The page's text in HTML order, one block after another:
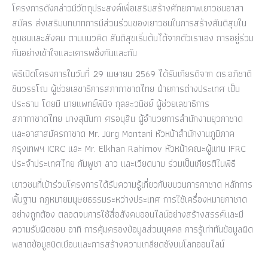
โครงการดังกล่าวมีวัตถุประสงค์เพื่อเสริมสร้างศักยภาพเยาวชนอาสา
สมัคร ส่งเสริมบทบาทการมีส่วนร่วมของเยาวชนในการสร้างสันติสุขใน
ชุมชนและสังคม ตามแนวคิด สันติสุขเริ่มต้นได้จากตัวเราเอง การอยู่ร่วม
กันอย่างเข้าใจและเคารพซึ่งกันและกัน
พิธีเปิดโครงการในวันที่ 29 เมษายน 2569 ได้รับเกียรติจาก ดร.อภิชาติ
ชินวรรโณ ผู้ช่วยเลขาธิการสภากาชาดไทย ฝ่ายการต่างประเทศ เป็น
ประธาน โดยมี นายแพทย์พินิจ กุลละวนิชย์ ผู้ช่วยเลขาธิการ
สภากาชาดไทย นางสุนันทา ศรอนุสิน ผู้อำนวยการสำนักงานยุวกาชาด
และอาสาสมัครกาชาด Mr. Jürg Montani หัวหน้าสำนักงานภูมิภาค
กรุงเทพฯ ICRC และ Mr. Elkhan Rahimov หัวหน้าคณะผู้แทน IFRC
ประจำประเทศไทย กัมพูชา ลาว และเวียดนาม ร่วมเป็นเกียรติในพิธี
เยาวชนที่เข้าร่วมโครงการได้รับความรู้เกี่ยวกับขบวนการกาชาด หลักการ
พื้นฐาน กฎหมายมนุษยธรรมระหว่างประเทศ การใช้เครื่องหมายกาชาด
อย่างถูกต้อง ตลอดจนการใช้สื่อสังคมออนไลน์อย่างสร้างสรรค์และมี
ความรับผิดชอบ อาทิ การคุ้มครองข้อมูลส่วนบุคคล การรู้เท่าทันข้อมูลผิด
พลาดข้อมูลบิดเบือนและการสร้างความเกลียดชังบนโลกออนไลน์